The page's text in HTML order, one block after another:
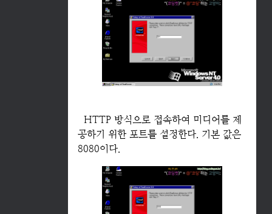
HTTP 방식으로 접속하여 미디어를 제
공하기 위한 포트를 설정한다. 기본 값은
8080이다.